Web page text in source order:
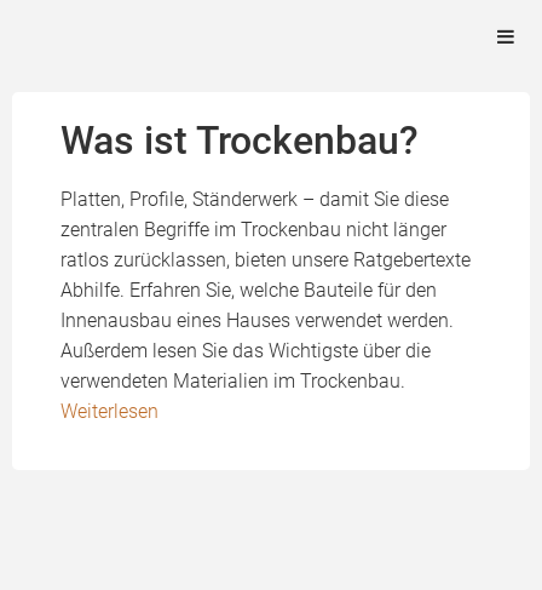
Was ist Trockenbau?
Platten, Profile, Ständerwerk – damit Sie diese
zentralen Begriffe im Trockenbau nicht länger
ratlos zurücklassen, bieten unsere Ratgebertexte
Abhilfe. Erfahren Sie, welche Bauteile für den
Innenausbau eines Hauses verwendet werden.
Außerdem lesen Sie das Wichtigste über die
verwendeten Materialien im Trockenbau.
Weiterlesen